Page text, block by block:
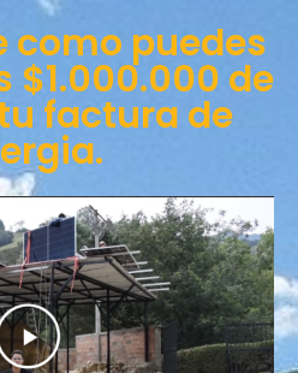
como puedes
$1.000.000 de
factura de